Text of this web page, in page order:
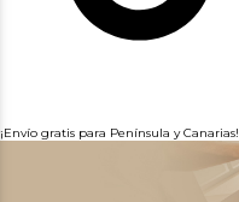
¡Envío gratis para Península y Canarias!